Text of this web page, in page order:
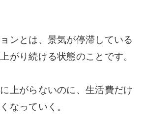
ンとは、景気が停滞している
がり続ける状態のことです。
上がらないのに、生活費だけ
なっていく。